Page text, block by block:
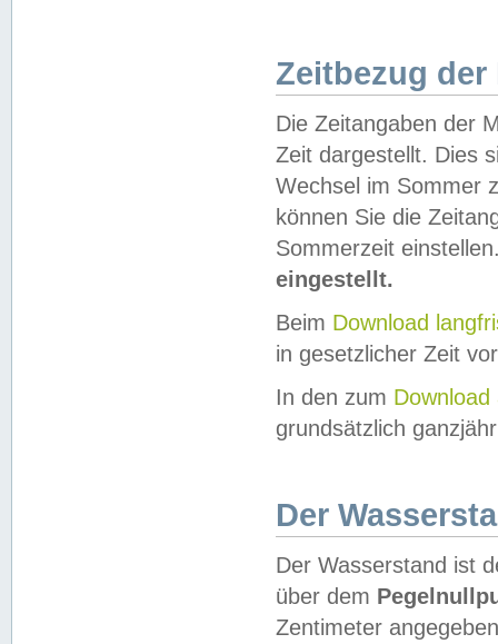
Zeitbezug der
Die Zeitangaben der
Zeit dargestellt. Dies
Wechsel im Sommer
können Sie die
Sommerzeit
eingestellt.
Beim Download
in gesetzlicher Zeit
In den zum Download
grundsätzlich
Der
Der Wasserstand ist
über dem
Zentimeter